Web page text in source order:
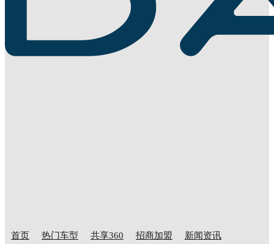
首页 热门车型 共享360 招商加盟 新闻资讯